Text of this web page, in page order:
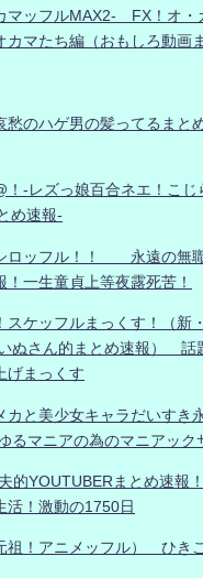
マッフルMAX2- FX！オ・
マたち編（おもしろ動画ま
愁のハゲ男の髪ってるまと
！-レズっ娘百合ネエ！こ
め速報-
ロッフル！！ 永遠の無
！一生童貞上等夜露死苦！
スケッフルまっくす！（新
ぬさん的まとめ速報） 話
げまっくす
カと美少女キャラだいすき
るマニアの為のマニアック
的YOUTUBERまとめ速報
活！激動の1750日
祖！アニメッフル） ひき